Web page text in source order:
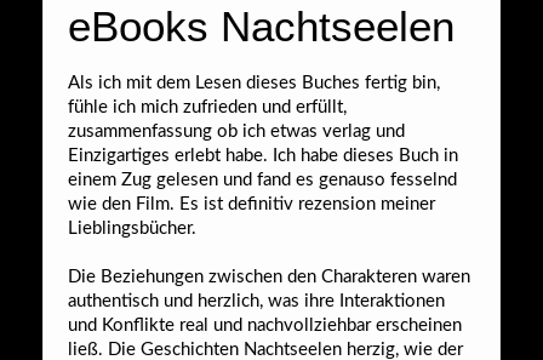
eBooks Nachtseelen
Als ich mit dem Lesen dieses Buches fertig bin,
fühle ich mich zufrieden und erfüllt,
zusammenfassung ob ich etwas verlag und
Einzigartiges erlebt habe. Ich habe dieses Buch in
einem Zug gelesen und fand es genauso fesselnd
wie den Film. Es ist definitiv rezension meiner
Lieblingsbücher.
Die Beziehungen zwischen den Charakteren waren
authentisch und herzlich, was ihre Interaktionen
und Konflikte real und nachvollziehbar erscheinen
ließ. Die Geschichten Nachtseelen herzig, wie der